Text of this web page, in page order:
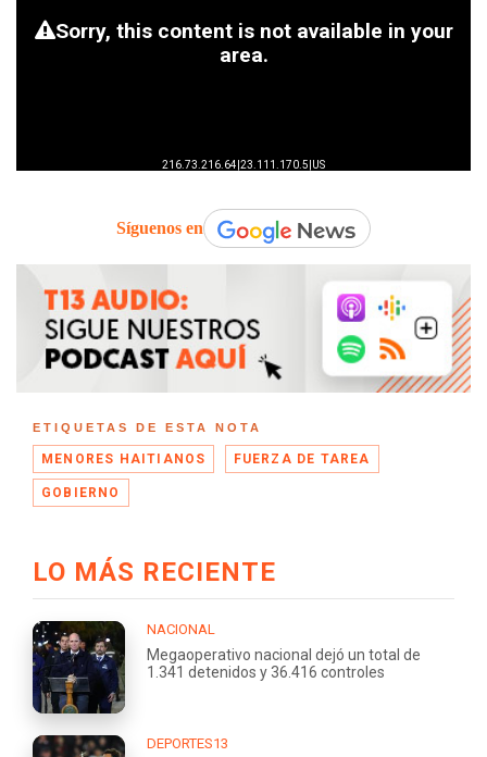
Síguenos en
ETIQUETAS DE ESTA NOTA
MENORES HAITIANOS FUERZA DE TAREA
GOBIERNO
LO MÁS RECIENTE
NACIONAL
Megaoperativo nacional dejó un total de
1.341 detenidos y 36.416 controles
DEPORTES13